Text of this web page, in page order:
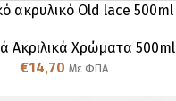
ακρυλικό Old lace 500ml
Ακριλικά Χρώματα 500ml
€14,70 Με ΦΠΑ